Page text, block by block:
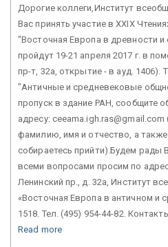
Дорогие коллеги,Институт
Вас принять участие в XXIX
"Восточная Европа в древности
пройдут 19-21 апреля 2017 г. в
пр-т, 32а, открытие - в ауд. 1406).
"Античные и средневековые
пропуск в здание РАН, сообщите
адресу:
фамилию, имя и отчество, а
собираетесь прийти).Будем рады
всеми вопросами просим по
Ленинский пр., д. 32а, Институт
«Восточная Европа в античном и
1518. Тел. (495) 954-44-82.
Read more